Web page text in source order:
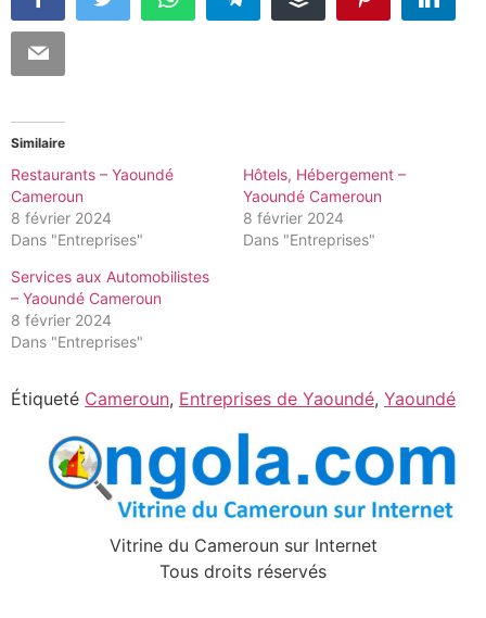
Similaire
Restaurants – Yaoundé
Cameroun
8 février 2024
Dans "Entreprises"
Hôtels, Hébergement –
Yaoundé Cameroun
8 février 2024
Dans "Entreprises"
Services aux Automobilistes
– Yaoundé Cameroun
8 février 2024
Dans "Entreprises"
Étiqueté Cameroun, Entreprises de Yaoundé, Yaoundé
Vitrine du Cameroun sur Internet
Tous droits réservés